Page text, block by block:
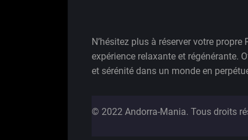
N’hésitez plus à réserver votre
expérience relaxante et régénérante.
et sérénité dans un monde en
© 2022 Andorra-Mania. Tous droits